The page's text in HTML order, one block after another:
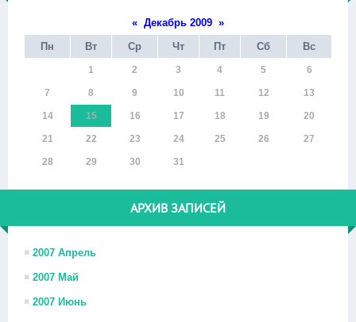
« Декабрь 2009 »
Пн
Вт Ср Чт Пт Сб Вс
1 2 3 4 5 6
7 8 9 10 11 12 13
14 15 16 17 18 19 20
21 22 23 24 25 26 27
28 29 30 31
АРХИВ ЗАПИСЕЙ
2007 Апрель
2007 Май
2007 Июнь